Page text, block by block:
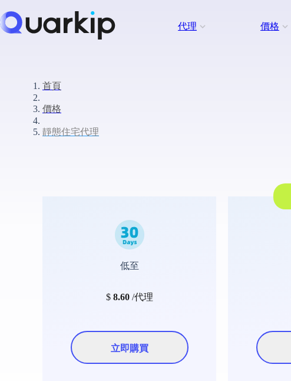
代理 價格
首頁
價格
靜態住宅代理
低至
$ 8.60/代理
立即購買